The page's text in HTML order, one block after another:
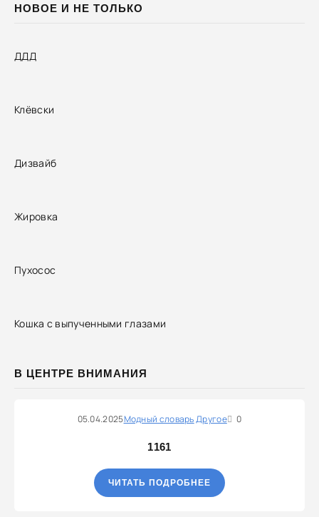
НОВОЕ И НЕ ТОЛЬКО
ДДД
Клёвски
Дизвайб
Жировка
Пухосос
Кошка с выпученными глазами
В ЦЕНТРЕ ВНИМАНИЯ
05.04.2025Модный словарьДругое 0
1161
ЧИТАТЬ ПОДРОБНЕЕ